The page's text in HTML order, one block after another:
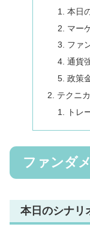
本日
マー
ファ
通貨
政策
テクニ
トレ
ファンダ
本日のシナリ